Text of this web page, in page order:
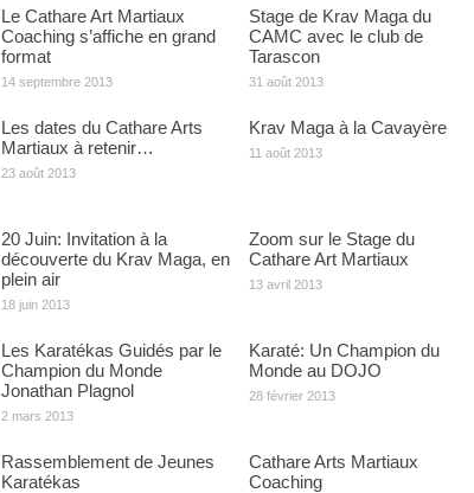
Le Cathare Art Martiaux
Coaching s’affiche en grand
format
14 septembre 2013
Stage de Krav Maga du
CAMC avec le club de
Tarascon
31 août 2013
Les dates du Cathare Arts
Martiaux à retenir…
23 août 2013
Krav Maga à la Cavayère
11 août 2013
20 Juin: Invitation à la
découverte du Krav Maga, en
plein air
18 juin 2013
Zoom sur le Stage du
Cathare Art Martiaux
13 avril 2013
Les Karatékas Guidés par le
Champion du Monde
Jonathan Plagnol
2 mars 2013
Karaté: Un Champion du
Monde au DOJO
28 février 2013
Rassemblement de Jeunes
Karatékas
Cathare Arts Martiaux
Coaching